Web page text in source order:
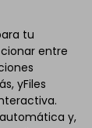
tu
entre
yFiles
y,